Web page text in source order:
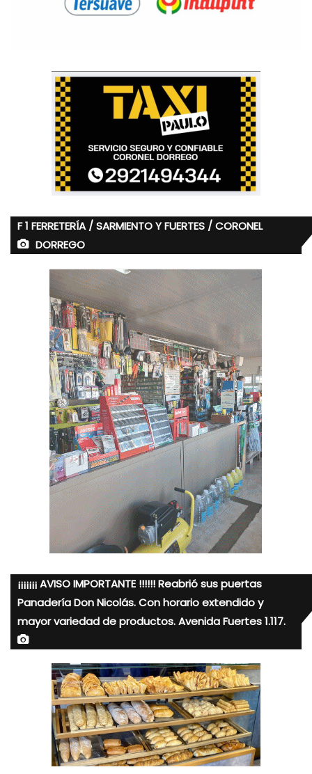
F 1 FERRETERÍA / SARMIENTO Y FUERTES / CORONEL
DORREGO
¡¡¡¡¡¡¡ AVISO IMPORTANTE !!!!!! Reabrió sus puertas
Panadería Don Nicolás. Con horario extendido y
mayor variedad de productos. Avenida Fuertes 1.117.